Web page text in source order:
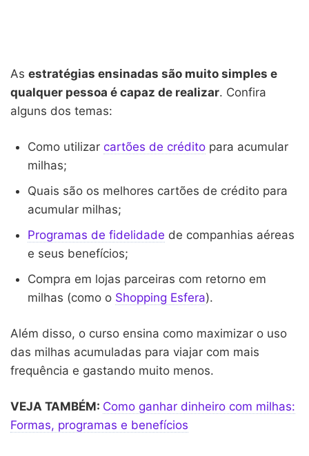
As estratégias ensinadas são muito simples e
qualquer pessoa é capaz de realizar. Confira
alguns dos temas:
Como utilizar cartões de crédito para acumular
milhas;
Quais são os melhores cartões de crédito para
acumular milhas;
Programas de fidelidade de companhias aéreas
e seus benefícios;
Compra em lojas parceiras com retorno em
milhas (como o Shopping Esfera).
Além disso, o curso ensina como maximizar o uso
das milhas acumuladas para viajar com mais
frequência e gastando muito menos.
VEJA TAMBÉM: Como ganhar dinheiro com milhas:
Formas, programas e benefícios